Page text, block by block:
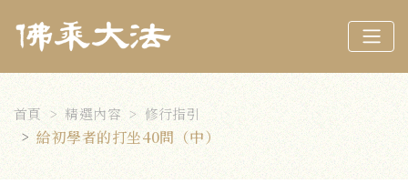
首頁 精選內容 修行指引
給初學者的打坐40問（中）